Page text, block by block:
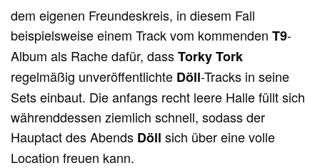
dem eigenen Freundeskreis, in diesem Fall
beispielsweise einem Track vom kommendenT9-
Album als Rache dafür, dassTorky Tork
regelmäßig unveröffentlichte Döll-Tracks in seine
Sets einbaut. Die anfangs recht leere Halle füllt sich
währenddessen ziemlich schnell, sodass der
Hauptact des Abends Döll sich über eine volle
Location freuen kann.